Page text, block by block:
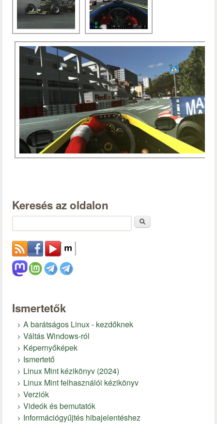
Keresés az oldalon
Ismertetők
A barátságos Linux - kezdőknek
Váltás Windows-ról
Képernyőképek
Ismertető
Linux Mint kézikönyv (2024)
Linux Mint felhasználói kézikönyv
Verziók
Videók és bemutatók
Információgyűjtés hibajelentéshez